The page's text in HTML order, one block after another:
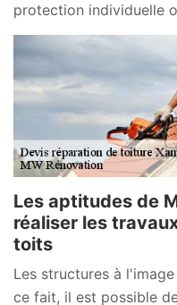
protection individuelle
Les aptitudes de
réaliser les
toits
Les structures à
ce fait, il est possible